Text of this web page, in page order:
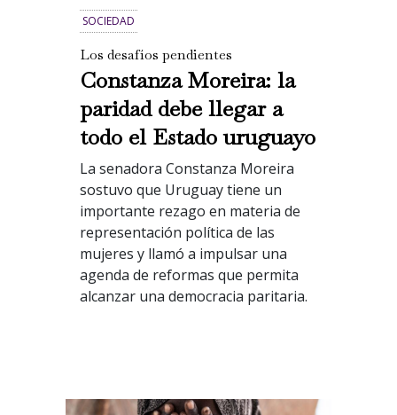
SOCIEDAD
Los desafíos pendientes
Constanza Moreira: la
paridad debe llegar a
todo el Estado uruguayo
La senadora Constanza Moreira
sostuvo que Uruguay tiene un
importante rezago en materia de
representación política de las
mujeres y llamó a impulsar una
agenda de reformas que permita
alcanzar una democracia paritaria.